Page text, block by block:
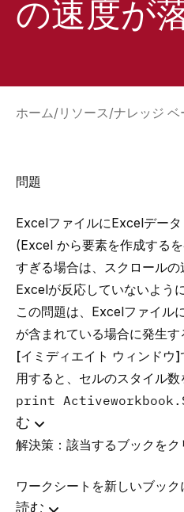
の速度が
ホーム リソース ナレッジ ベ
問題
ExcelファイルにExcelデー
(Excel から要素を作成する
すぎる場合は、スクロールの
Excelが反応していないよう
この問題は、Excelファイル
が含まれている場合に発生す
[イミディエイト ウィンドウ]
用すると、セルのスタイル数
print
む
解決策：該当するブックを
ワークシートを新しいブック
読む